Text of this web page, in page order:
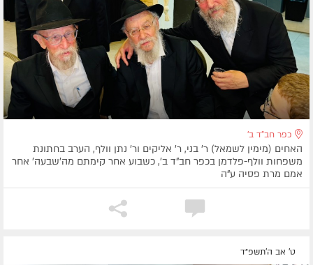
כפר חב"ד ב'
האחים (מימין לשמאל) ר' בני, ר' אליקים ור' נתן וולף, הערב בחתונת
משפחות וולף-פלדמן בכפר חב"ד ב', כשבוע אחר קימתם מה'שבעה' אחר
אמם מרת פסיה ע"ה
ט' אב ה׳תשפ״ד